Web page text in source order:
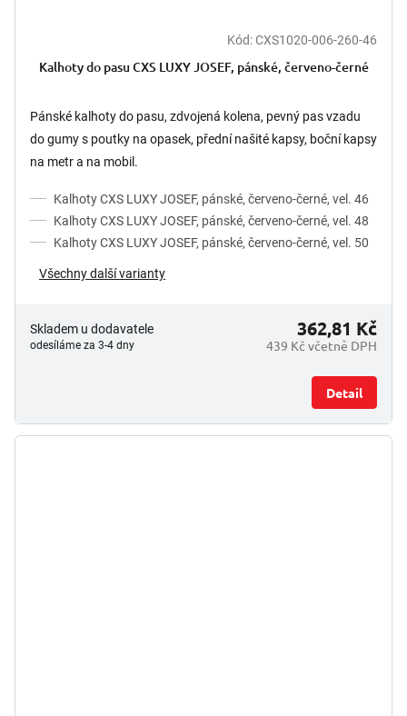
Kód:CXS1020-006-260-46
Kalhoty do pasu CXS LUXY JOSEF, pánské, červeno-černé
Pánské kalhoty do pasu, zdvojená kolena, pevný pas vzadu
do gumy s poutky na opasek, přední našité kapsy, boční kapsy
na metr a na mobil.
Kalhoty CXS LUXY JOSEF, pánské, červeno-černé, vel. 46
Kalhoty CXS LUXY JOSEF, pánské, červeno-černé, vel. 48
Kalhoty CXS LUXY JOSEF, pánské, červeno-černé, vel. 50
Všechny další varianty
Skladem u dodavatele
odesíláme za 3-4 dny 439 Kč včetně DPH
362,81 Kč
Detail